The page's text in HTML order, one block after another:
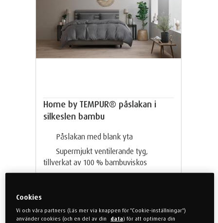
Home by TEMPUR® påslakan i
silkeslen bambu
Påslakan med blank yta
Supermjukt ventilerande tyg,
tillverkat av 100 % bambuviskos
Fullända looken med matchande
örngott och lakan
Cookies
Vi och våra partners (Läs mer via knappen för "Cookie-inställningar")
använder cookies (och en del av din
data) för att optimera din